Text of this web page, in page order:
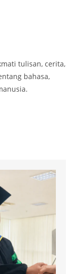
tulisan, cerita,
bahasa,